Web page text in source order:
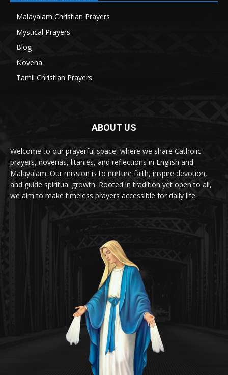
Malayalam Christian Prayers
Mystical Prayers
Blog
Novena
Tamil Christian Prayers
ABOUT US
Welcome to our prayerful space, where we share Catholic
prayers, novenas, litanies, and reflections in English and
Malayalam. Our mission is to nurture faith, inspire devotion,
and guide spiritual growth. Rooted in tradition yet open to all,
we aim to make timeless prayers accessible for daily life.